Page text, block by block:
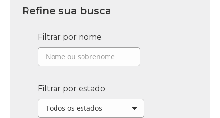
Refine sua busca
Filtrar por nome
Filtrar por estado